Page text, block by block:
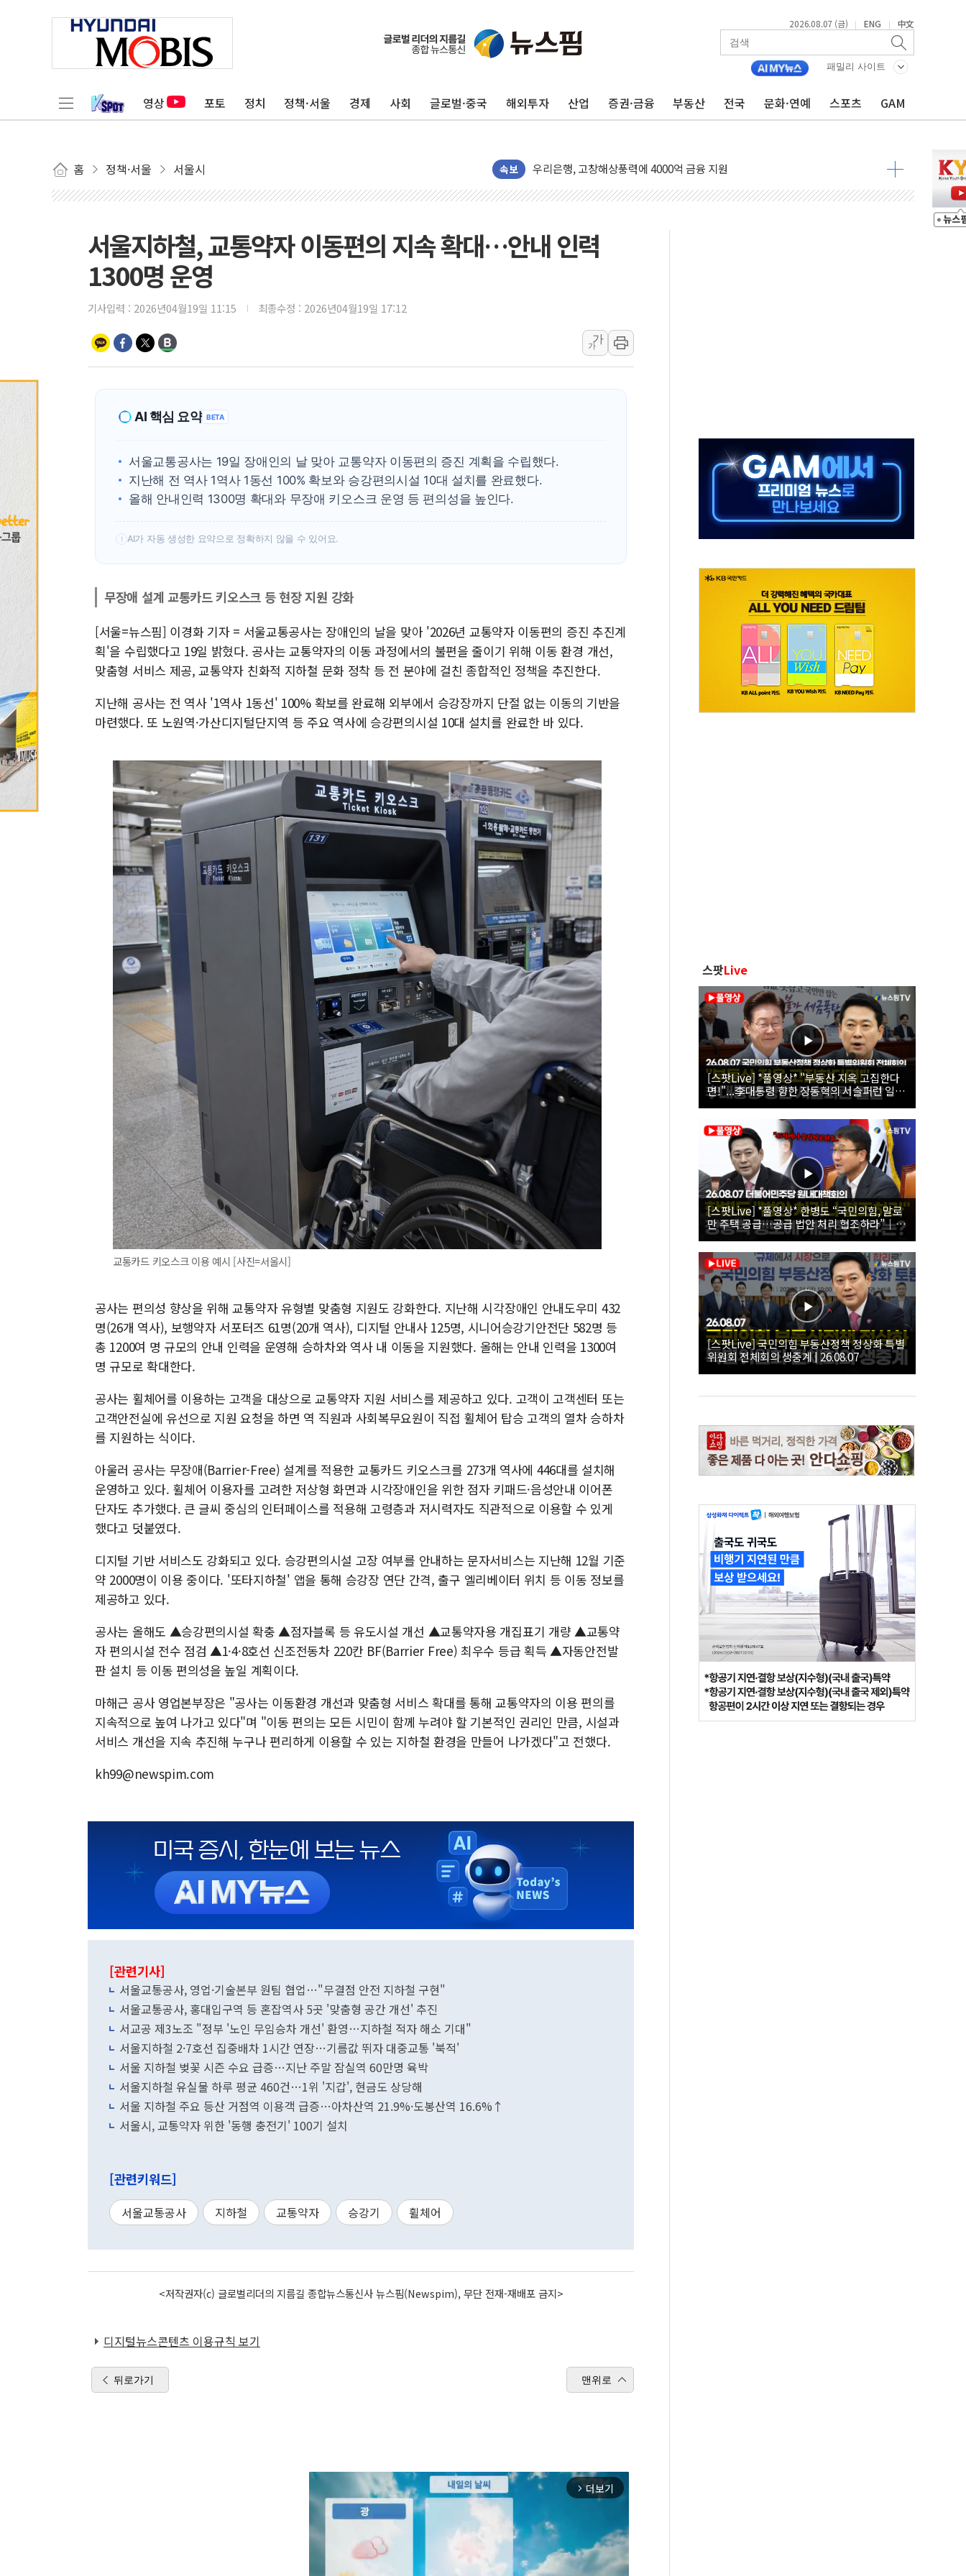
2026.08.07 (금) | ENG | 中文
패밀리 사이트
영상 포토 정치 정책·서울 경제 사회 글로벌·중국 해외투자 산업 증권·금융 부동산 전국 문화·연예 스포츠 GAM
홈 정책·서울 서울시 속보
헥토이노베이션, 상반기 매출 첫 2000억원 돌파
NH농협은행, 모두투어 제휴 여행적금 완판
민병덕 "오늘 67개 점포 영업 재개...장바구니에 홈플러스 담아달라" 호소
종합특검, '尹 관저 이전 감사 무마' 유병호 구속 기소
코스피·코스닥 오전 동반 하락…내린 종목이 두 배 넘어
창호 교체하다 난간 무너져…대전서 50대 일용직 추락 사망
장동혁 "규제와 대출 풀고 재개발·재건축 촉진하는 것이 부동산 정상화"
오렌지플래닛 창업재단, 스타트업 지원 프로그램 성료
경찰, '300억대 사기 혐의' 차가원 대표 구속 송치
장동혁 "집값 올려놓고 국민만 잡아"
[속보] '해병 순직 책임' 임성근 전 사단장 항소심도 징역 3년 선고
부동산정책 정상화 특별위원회 전체회의서 발언하는 장동혁 대표
서울지하철, 교통약자 이동편의 지속 확대…안내 인력
1300명 운영
기사입력 : 2026년04월19일 11:15 최종수정 : 2026년04월19일 17:12
가
가
AI 핵심 요약 BETA
서울교통공사는 19일 장애인의 날 맞아 교통약자 이동편의 증진 계획을 수립했다.
지난해 전 역사 1역사 1동선 100% 확보와 승강편의시설 10대 설치를 완료했다.
올해 안내인력 1300명 확대와 무장애 키오스크 운영 등 편의성을 높인다.
! AI가 자동 생성한 요약으로 정확하지 않을 수 있어요.
무장애 설계 교통카드 키오스크 등 현장 지원 강화
[서울=뉴스핌] 이경화 기자 = 서울교통공사는 장애인의 날을 맞아 '2026년 교통약자 이동편의 증진 추진계
획'을 수립했다고 19일 밝혔다. 공사는 교통약자의 이동 과정에서의 불편을 줄이기 위해 이동 환경 개선,
맞춤형 서비스 제공, 교통약자 친화적 지하철 문화 정착 등 전 분야에 걸친 종합적인 정책을 추진한다.
지난해 공사는 전 역사 '1역사 1동선' 100% 확보를 완료해 외부에서 승강장까지 단절 없는 이동의 기반을
마련했다. 또 노원역·가산디지털단지역 등 주요 역사에 승강편의시설 10대 설치를 완료한 바 있다.
교통카드 키오스크 이용 예시 [사진=서울시]
공사는 편의성 향상을 위해 교통약자 유형별 맞춤형 지원도 강화한다. 지난해 시각장애인 안내도우미 432
명(26개 역사), 보행약자 서포터즈 61명(20개 역사), 디지털 안내사 125명, 시니어승강기안전단 582명 등
총 1200여 명 규모의 안내 인력을 운영해 승하차와 역사 내 이동을 지원했다. 올해는 안내 인력을 1300여
명 규모로 확대한다.
공사는 휠체어를 이용하는 고객을 대상으로 교통약자 지원 서비스를 제공하고 있다. 고객이 고객센터 또는
고객안전실에 유선으로 지원 요청을 하면 역 직원과 사회복무요원이 직접 휠체어 탑승 고객의 열차 승하차
를 지원하는 식이다.
아울러 공사는 무장애(Barrier-Free) 설계를 적용한 교통카드 키오스크를 273개 역사에 446대를 설치해
운영하고 있다. 휠체어 이용자를 고려한 저상형 화면과 시각장애인을 위한 점자 키패드·음성안내 이어폰
단자도 추가했다. 큰 글씨 중심의 인터페이스를 적용해 고령층과 저시력자도 직관적으로 이용할 수 있게
했다고 덧붙였다.
디지털 기반 서비스도 강화되고 있다. 승강편의시설 고장 여부를 안내하는 문자서비스는 지난해 12월 기준
약 2000명이 이용 중이다. '또타지하철' 앱을 통해 승강장 연단 간격, 출구 엘리베이터 위치 등 이동 정보를
제공하고 있다.
공사는 올해도 ▲승강편의시설 확충 ▲점자블록 등 유도시설 개선 ▲교통약자용 개집표기 개량 ▲교통약
자 편의시설 전수 점검 ▲1·4·8호선 신조전동차 220칸 BF(Barrier Free) 최우수 등급 획득 ▲자동안전발
판 설치 등 이동 편의성을 높일 계획이다.
마해근 공사 영업본부장은 "공사는 이동환경 개선과 맞춤형 서비스 확대를 통해 교통약자의 이용 편의를
지속적으로 높여 나가고 있다"며 "이동 편의는 모든 시민이 함께 누려야 할 기본적인 권리인 만큼, 시설과
서비스 개선을 지속 추진해 누구나 편리하게 이용할 수 있는 지하철 환경을 만들어 나가겠다"고 전했다.
kh99@newspim.com
[관련기사]
서울교통공사, 영업·기술본부 원팀 협업…"무결점 안전 지하철 구현"
서울교통공사, 홍대입구역 등 혼잡역사 5곳 '맞춤형 공간 개선' 추진
서교공 제3노조 "정부 '노인 무임승차 개선' 환영…지하철 적자 해소 기대"
서울지하철 2·7호선 집중배차 1시간 연장…기름값 뛰자 대중교통 '북적'
서울 지하철 벚꽃 시즌 수요 급증…지난 주말 잠실역 60만명 육박
서울지하철 유실물 하루 평균 460건…1위 '지갑', 현금도 상당해
서울 지하철 주요 등산 거점역 이용객 급증…아차산역 21.9%·도봉산역 16.6%↑
서울시, 교통약자 위한 '동행 충전기' 100기 설치
[관련키워드]
서울교통공사 지하철 교통약자 승강기 휠체어
<저작권자(c) 글로벌리더의 지름길 종합뉴스통신사 뉴스핌(Newspim), 무단 전재-재배포 금지>
디지털뉴스콘텐츠 이용규칙 보기
뒤로가기 맨위로
arrow_forward_ios 더보기
스팟Live
[스팟Live] *풀영상* "부동산 지옥 고집한다
면!"...李대통령 향한 장동혁의 서슬퍼런 일갈
| 26.08.07 국민의힘 부동산정책 정상화 특별
위원회 전체회의
[스팟Live] *풀영상* 한병도 “국민의힘, 말로
만 주택 공급…공급 법안 처리 협조하라”｜
26.08.07 더불어민주당 원내대책회의
[스팟Live] 국민의힘 부동산정책 정상화 특별
위원회 전체회의 생중계 | 26.08.07